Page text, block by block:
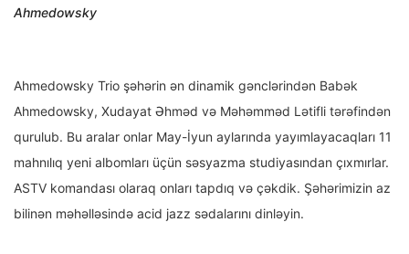
Ahmedowsky
Ahmedowsky Trio şәhәrin әn dinamik gәnclәrindәn Babәk
Ahmedowsky, Xudayat Әhmәd vә Mәhәmmәd Lәtifli tәrәfindәn
qurulub. Bu aralar onlar May-İyun aylarında yayımlayacaqları 11
mahnılıq yeni albomları üçün sәsyazma studiyasından çıxmırlar.
ASTV komandası olaraq onları tapdıq vә çәkdik. Şәhәrimizin az
bilinәn mәhәllәsindә acid jazz sәdalarını dinlәyin.